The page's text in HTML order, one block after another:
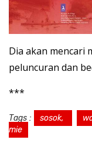
Dia akan mencari
peluncuran dan
***
Tags : sosok,
mie